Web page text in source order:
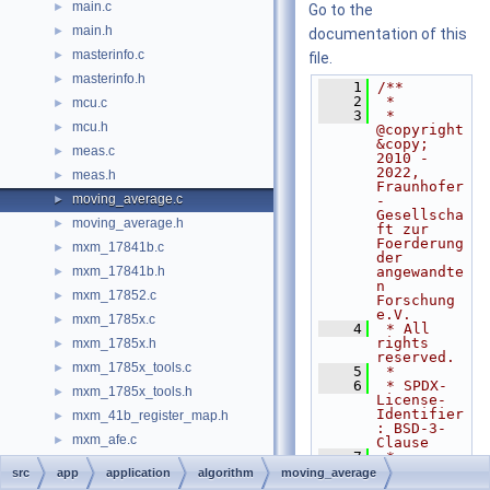
► main.c
► main.h
► masterinfo.c
► masterinfo.h
► mcu.c
► mcu.h
► meas.c
► meas.h
► moving_average.c
► moving_average.h
► mxm_17841b.c
► mxm_17841b.h
► mxm_17852.c
► mxm_1785x.c
► mxm_1785x.h
► mxm_1785x_tools.c
► mxm_1785x_tools.h
► mxm_41b_register_map.h
► mxm_afe.c
mxm_afe_dma.c
Go to the
documentation of this
file.
    1
/**
    2
*
    3
*
@copyright
&copy;
2010 -
2022,
Fraunhofer
-
Gesellscha
ft zur
Foerderung
der
angewandte
n
Forschung
e.V.
    4
* All
rights
reserved.
    5
*
    6
* SPDX-
License-
Identifier
: BSD-3-
Clause
    7
*
    8
*
Redistribu
src app application algorithm moving_average